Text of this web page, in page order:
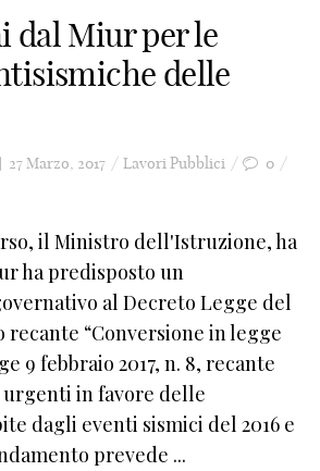
dal Miur per le
delle
27 Marzo, 2017 Lavori Pubblici
0
il Ministro dell'Istruzione, ha
ha predisposto un
al Decreto Legge del
recante “Conversione in legge
9 febbraio 2017, n. 8, recante
in favore delle
dagli eventi sismici del 2016 e
prevede ...